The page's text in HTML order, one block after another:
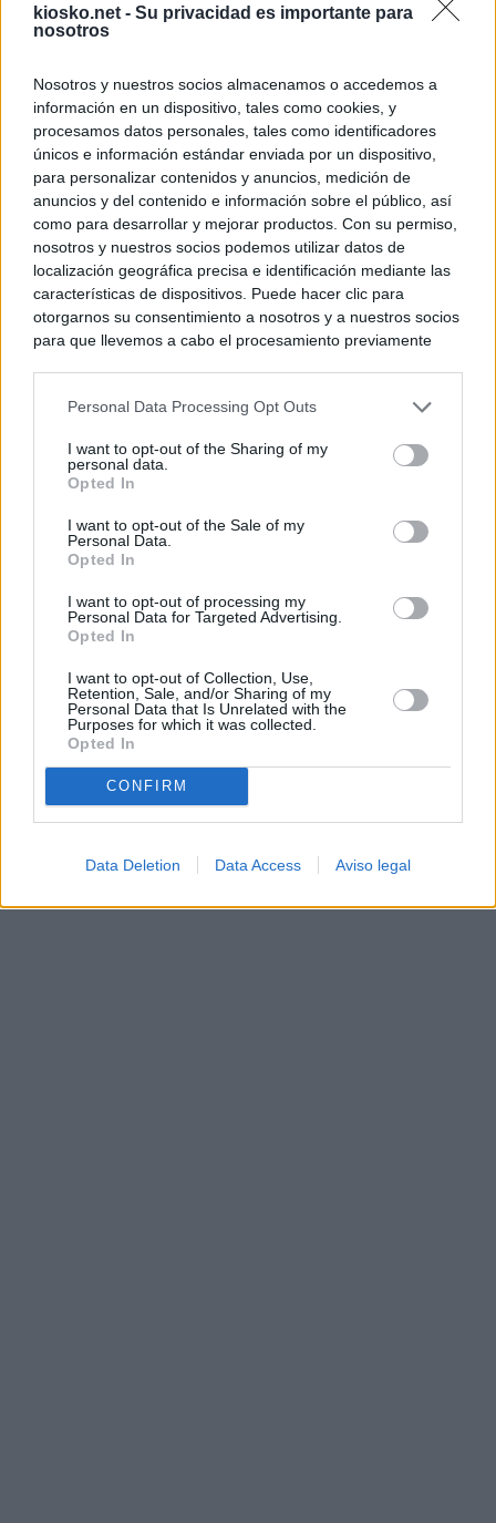
kiosko.net - Su privacidad es importante para
nosotros
Nosotros y nuestros socios almacenamos o accedemos a
información en un dispositivo, tales como cookies, y
procesamos datos personales, tales como identificadores
únicos e información estándar enviada por un dispositivo,
para personalizar contenidos y anuncios, medición de
anuncios y del contenido e información sobre el público, así
como para desarrollar y mejorar productos. Con su permiso,
nosotros y nuestros socios podemos utilizar datos de
localización geográfica precisa e identificación mediante las
características de dispositivos. Puede hacer clic para
otorgarnos su consentimiento a nosotros y a nuestros socios
para que llevemos a cabo el procesamiento previamente
negar su consentimiento. Tenga en cuenta que algún
de su consentimiento, pero usted tiene el derecho de
rechazar tal procesamiento. Sus preferencias se aplicarán
cualquier momento entrando de nuevo en este sitio web o
visitando nuestra política de privacidad.
Personal Data Processing Opt Outs
I want to opt-out of the Sharing of my
personal data.
Opted In
I want to opt-out of the Sale of my
Personal Data.
Opted In
I want to opt-out of processing my
Personal Data for Targeted Advertising.
Opted In
I want to opt-out of Collection, Use,
Retention, Sale, and/or Sharing of my
Personal Data that Is Unrelated with the
Purposes for which it was collected.
Opted In
CONFIRM
Data Deletion Data Access Aviso legal